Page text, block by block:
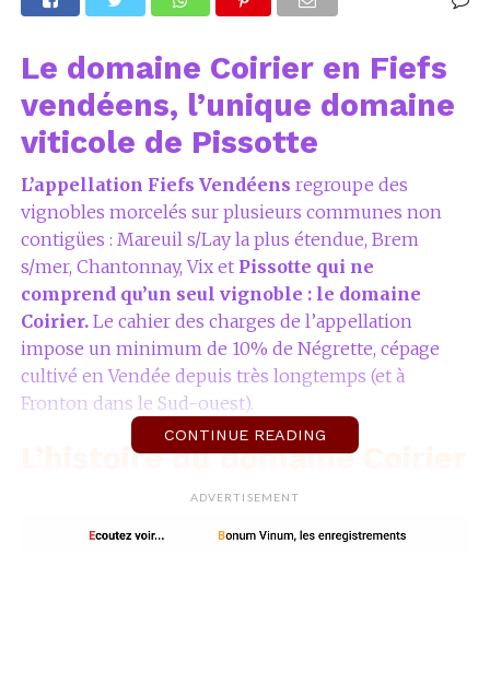
Le domaine Coirier en Fiefs
vendéens, l’unique domaine
viticole de Pissotte
L’appellation Fiefs Vendéens regroupe des
vignobles morcelés sur plusieurs communes non
contigües : Mareuil s/Lay la plus étendue, Brem
s/mer, Chantonnay, Vix et Pissotte qui ne
comprend qu’un seul vignoble : le domaine
Coirier. Le cahier des charges de l’appellation
impose un minimum de 10% de Négrette, cépage
cultivé en Vendée depuis très longtemps (et à
Fronton dans le Sud-ouest).
L’histoire du domaine Coirier
En Vendée, on cultive la vigne depuis bien
longtemps, souvent en polyculture. C’était le cas du
CONTINUE READING
ADVERTISEMENT